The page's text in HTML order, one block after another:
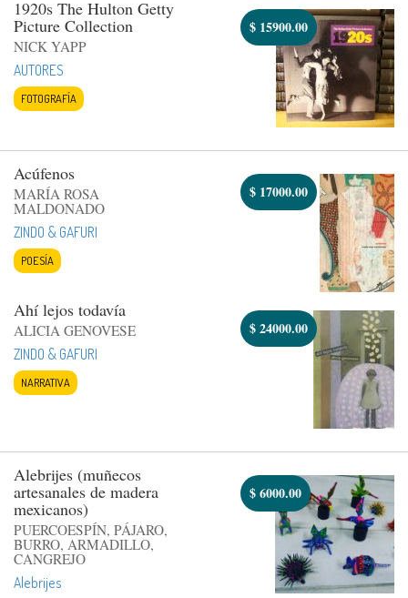
1920s The Hulton Getty
Picture Collection
NICK YAPP
AUTORES
FOTOGRAFÍA
$ 15900.00
Acúfenos
MARÍA ROSA
MALDONADO
ZINDO & GAFURI
POESÍA
$ 17000.00
Ahí lejos todavía
ALICIA GENOVESE
ZINDO & GAFURI
NARRATIVA
$24000.00
Alebrijes (muñecos
artesanales de madera
mexicanos)
PUERCOESPÍN, PÁJARO,
BURRO, ARMADILLO,
CANGREJO
Alebrijes
$6000.00